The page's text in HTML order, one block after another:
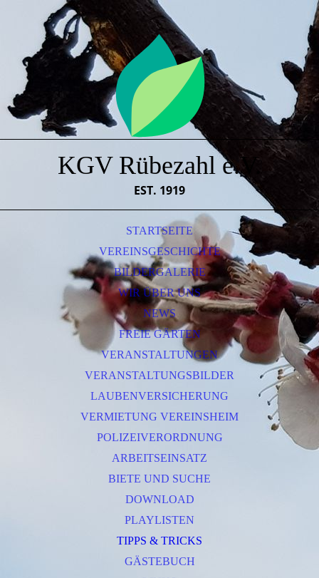
KGV Rübezahl e.V.
EST. 1919
STARTSEITE
VEREINSGESCHICHTE
BILDERGALERIE
WIR ÜBER UNS
NEWS
FREIE GÄRTEN
VERANSTALTUNGEN
VERANSTALTUNGSBILDER
LAUBENVERSICHERUNG
VERMIETUNG VEREINSHEIM
POLIZEIVERORDNUNG
ARBEITSEINSATZ
BIETE UND SUCHE
DOWNLOAD
PLAYLISTEN
TIPPS & TRICKS
GÄSTEBUCH